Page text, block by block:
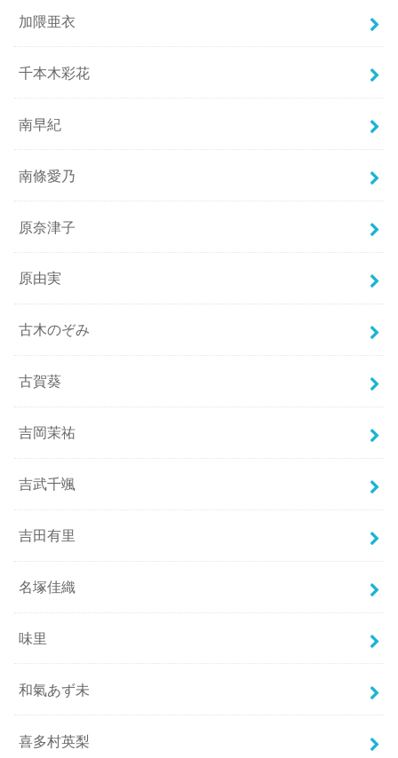
加隈亜衣
千本木彩花
南早紀
南條愛乃
原奈津子
原由実
古木のぞみ
古賀葵
吉岡茉祐
吉武千颯
吉田有里
名塚佳織
味里
和氣あず未
喜多村英梨